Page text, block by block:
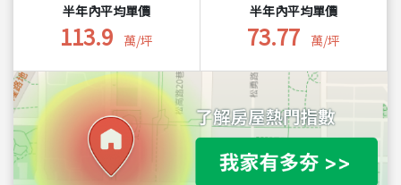
半年內平均單價
113.9 萬/坪
半年內平均單價
73.77 萬/坪